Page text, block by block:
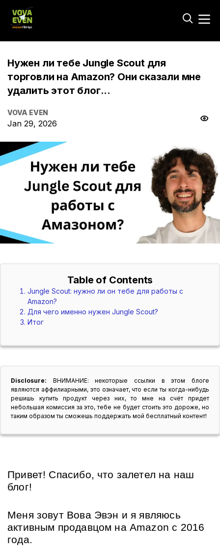
Нужен ли тебе Jungle Scout для
торговли на Amazon? Они сказали мне
удалить этот блог...
VOVA EVEN
Jan 29, 2026
Table of Contents
Jungle Scout: нужно ли он тебе для работы с
Amazon?
Для чего именно нужен Jungle Scout?
Итог
Disclosure: ВНИМАНИЕ: некоторые ссылки в этом блоге
являются аффилиарными, это означает, что если ты когда-нибудь
решишь купить продукт через них, то мне на счёт придет
небольшая комиссия за это, тебе не будет стоить это дороже, но
таким образом ты сможешь поддержать мой бесплатный контент!
Привет! Спасибо, что залетел на наш
блог!
Меня зовут Вова Эвэн и я являюсь
активным продавцом на Amazon с 2016
года.